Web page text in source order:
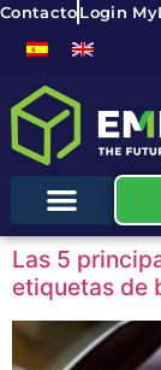
ContactoLogin
Las 5
etiquetas de